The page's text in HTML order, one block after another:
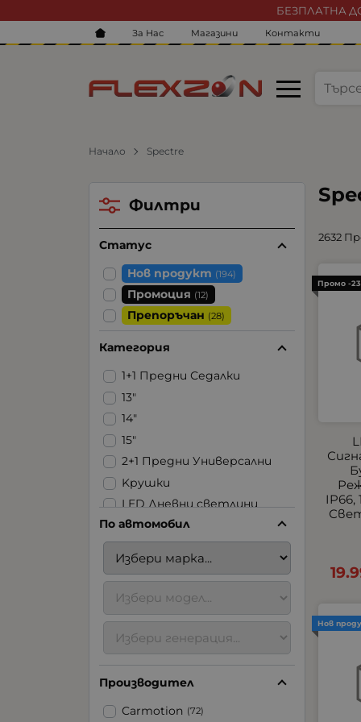
БЕЗПЛАТНА
За Нас Магазини Контакти
Начало Spectre
2632
IP66,
Промо -
Нов
Филтри
Статус
Нов продукт (194)
Промоция (12)
Препоръчан (28)
Категория
1+1 Предни Седалки
13"
14"
15"
2+1 Предни Универсални
Kрушки
LED Дневни светлини
LED Ленти
LED Стопове
LED Фарове | Халогени |
Задна светлина
LED Халогени
USB
Аксесоари за ремаркета
Аксесоари за
тротинетки
Блицове
По автомобил
Производител
Carmotion (72)